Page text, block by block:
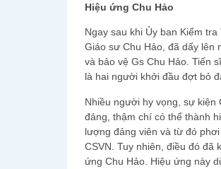
Hiệu ứng Chu Hảo
Ngay sau khi Ủy ban Kiểm
Giáo sư Chu Hảo, đã dấy lên
và bảo vệ Gs Chu Hảo. Tiến
là hai người khởi đầu đợt bỏ
Nhiều người hy vọng, sự kiện
đảng, thậm chí có thể thành
lượng đảng viên và từ đó
CSVN. Tuy nhiên, điều đó đã
ứng Chu Hảo. Hiệu ứng này